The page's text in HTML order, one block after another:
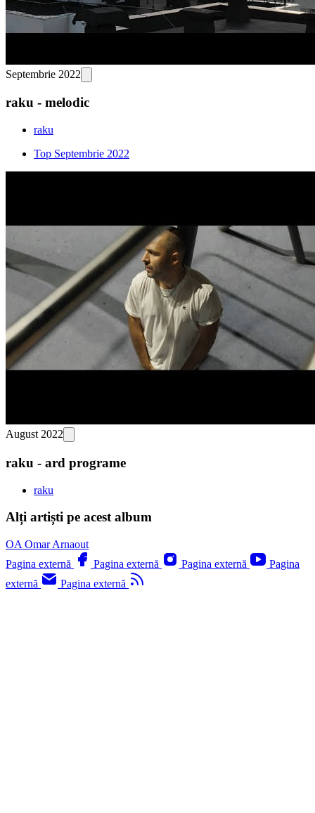
Septembrie 2022
raku - melodic
raku
Top Septembrie 2022
August 2022
raku - ard programe
raku
Alți artiști pe acest album
OA Omar Arnaout
Pagina externă
Pagina externă Pagina externă
Pagina
externă
Pagina externă